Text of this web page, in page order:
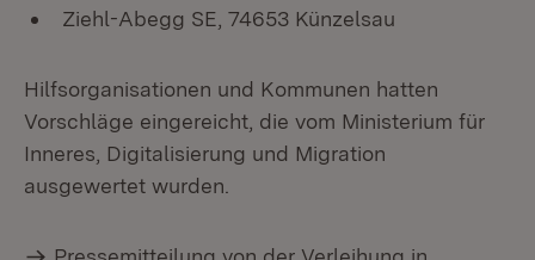
Ziehl-Abegg SE, 74653 Künzelsau
Hilfsorganisationen und Kommunen hatten
Vorschläge eingereicht, die vom Ministerium für
Inneres, Digitalisierung und Migration
ausgewertet wurden.